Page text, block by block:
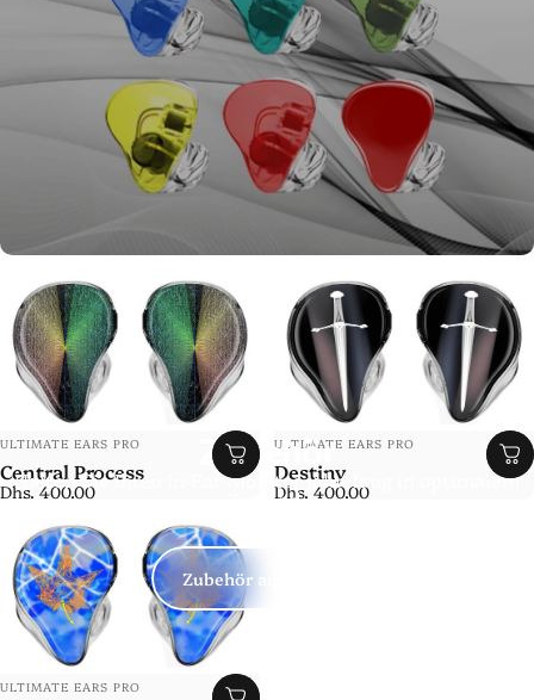
Zubehör
Halten Sie Ihren In-Ear-Monitor jahrelang in optimalem
Zustand.
Zubehör anzeigen
Anbieter:
ULTIMATE EARS PRO
Central Process
Dhs. 400.00
Anbieter:
ULTIMATE EARS PRO
Destiny
Dhs. 400.00
Anbieter:
ULTIMATE EARS PRO